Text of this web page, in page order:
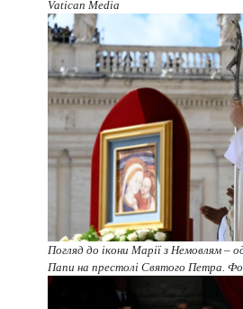
Vatican Media
Погляд до ікони Марії з Немовлям –
Папи на престолі Святого Петра.